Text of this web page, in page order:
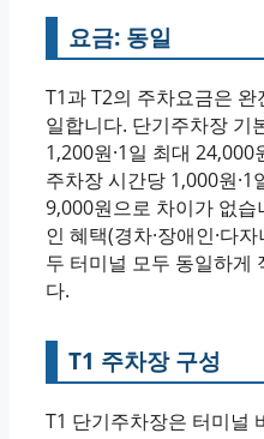
요금: 동일
T1과 T2의 주차요금은 완
일합니다. 단기주차장 기
1,200원·1일 최대 24,000
주차장 시간당 1,000원·1
9,000원으로 차이가 없습
인 혜택(경차·장애인·다
두 터미널 모두 동일하게
다.
T1 주차장 구성
T1 단기주차장은 터미널